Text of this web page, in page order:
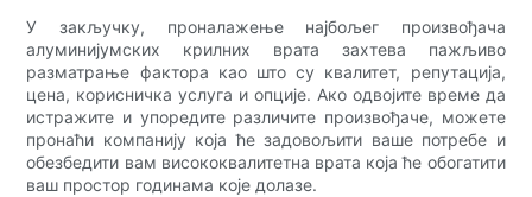
У закључку, проналажење најбољег произвођача
алуминијумских крилних врата захтева пажљиво
разматрање фактора као што су квалитет, репутација,
цена, корисничка услуга и опције. Ако одвојите време да
истражите и упоредите различите произвођаче, можете
пронаћи компанију која ће задовољити ваше потребе и
обезбедити вам висококвалитетна врата која ће обогатити
ваш простор годинама које долазе.